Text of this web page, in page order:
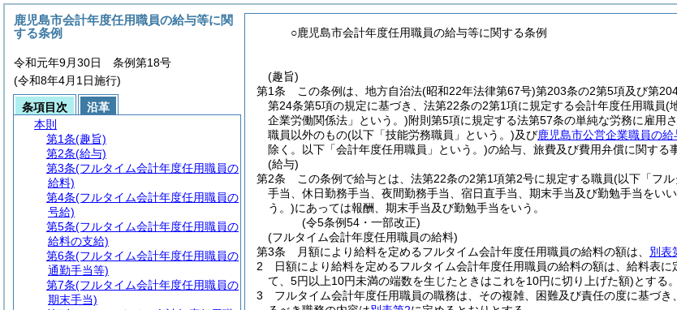
○鹿児島市会計年度任用職員の給与等に関する条例
(趣旨)
第1条
この条例は、地方自治法(昭和22年法律第67号)第203条の2第5項及び第
第24条第5項の規定に基づき、法第22条の2第1項に規定する会計年度任用職員(
企業労働関係法」という。)附則第5項に規定する法第57条の単純な労務に雇用
職員以外のもの(以下「技能労務職員」という。)及び鹿児島市公営企業職員の
除く。以下「会計年度任用職員」という。)の給与、旅費及び費用弁償に関する
(給与)
第2条
この条例で給与とは、法第22条の2第1項第2号に規定する職員(以下「フ
手当、休日勤務手当、夜間勤務手当、宿日直手当、期末手当及び勤勉手当をい
う。)にあっては報酬、期末手当及び勤勉手当をいう。
(令5条例54・一部改正)
(フルタイム会計年度任用職員の給料)
第3条
月額により給料を定めるフルタイム会計年度任用職員の給料の額は、 別表
2
日額により給料を定めるフルタイム会計年度任用職員の給料の額は、給料表
て、5円以上10円未満の端数を生じたときはこれを10円に切り上げた額)とする。
3
フルタイム会計年度任用職員の職務は、その複雑、困難及び責任の度に基づ
鹿児島市会計年度任用職員の給与等に関
する条例
令和元年9月30日 条例第18号
(令和8年4月1日施行)
条項目次
沿革
本則
第1条(趣旨)
第2条(給与)
第3条(フルタイム会計年度任用職員の
給料)
第4条(フルタイム会計年度任用職員の
号給)
第5条(フルタイム会計年度任用職員の
給料の支給)
第6条(フルタイム会計年度任用職員の
通勤手当等)
第7条(フルタイム会計年度任用職員の
期末手当)